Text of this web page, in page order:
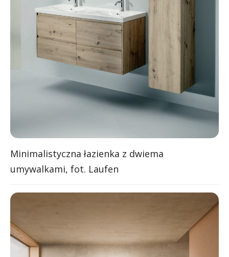
Minimalistyczna łazienka z dwiema
umywalkami, fot. Laufen